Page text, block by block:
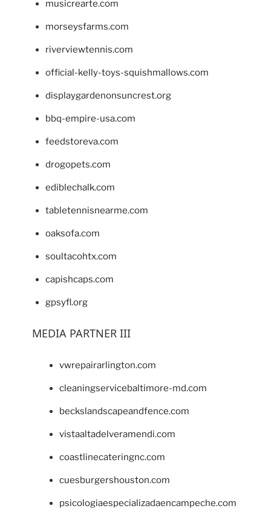
musicrearte.com
morseysfarms.com
riverviewtennis.com
official-kelly-toys-squishmallows.com
displaygardenonsuncrest.org
bbq-empire-usa.com
feedstoreva.com
drogopets.com
ediblechalk.com
tabletennisnearme.com
oaksofa.com
soultacohtx.com
capishcaps.com
gpsyfl.org
MEDIA PARTNER III
vwrepairarlington.com
cleaningservicebaltimore-md.com
beckslandscapeandfence.com
vistaaltadelveramendi.com
coastlinecateringnc.com
cuesburgershouston.com
psicologiaespecializadaencampeche.com